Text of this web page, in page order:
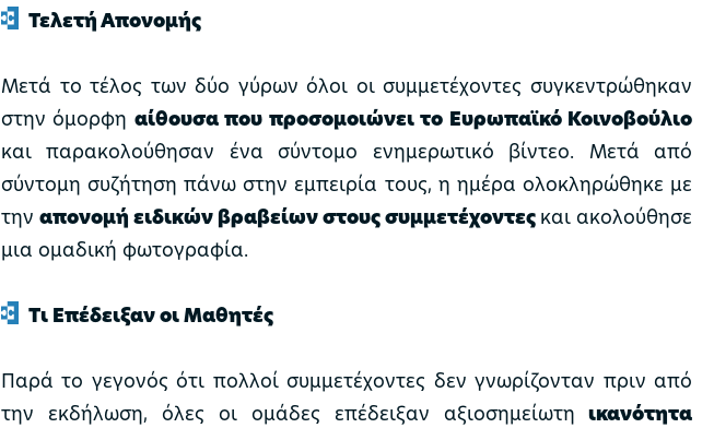
Τελετή Απονομής
Μετά το τέλος των δύο γύρων όλοι οι συμμετέχοντες συγκεντρώθηκαν
στην όμορφη αίθουσα που προσομοιώνει το Ευρωπαϊκό Κοινοβούλιο
και παρακολούθησαν ένα σύντομο ενημερωτικό βίντεο. Μετά από
σύντομη συζήτηση πάνω στην εμπειρία τους, η ημέρα ολοκληρώθηκε με
την απονομή ειδικών βραβείων στους συμμετέχοντες και ακολούθησε
μια ομαδική φωτογραφία.
Τι Επέδειξαν οι Μαθητές
Παρά το γεγονός ότι πολλοί συμμετέχοντες δεν γνωρίζονταν πριν από
την εκδήλωση, όλες οι ομάδες επέδειξαν αξιοσημείωτη ικανότητα